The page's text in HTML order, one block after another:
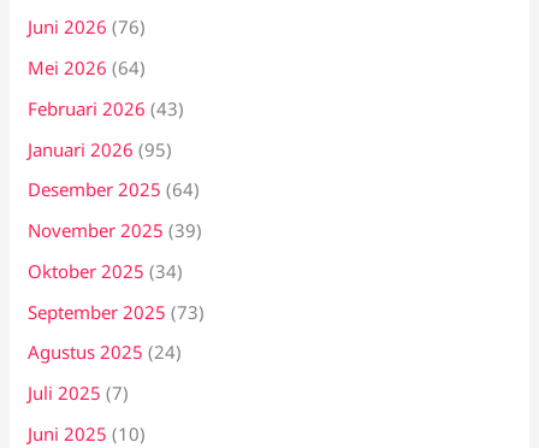
Juni 2026 (76)
Mei 2026 (64)
Februari 2026 (43)
Januari 2026 (95)
Desember 2025 (64)
November 2025 (39)
Oktober 2025 (34)
September 2025 (73)
Agustus 2025 (24)
Juli 2025 (7)
Juni 2025 (10)